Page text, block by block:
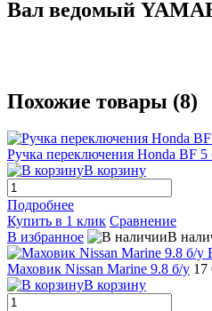
Вал ведомый
Похожие товары (8)
Ручка переключения Hondа BF 5
В корзину
Подробнее
Купить в 1 клик Сравнение
В избранное
В
Маховик Nissаn Marine 9.8 б/у 17
В корзину